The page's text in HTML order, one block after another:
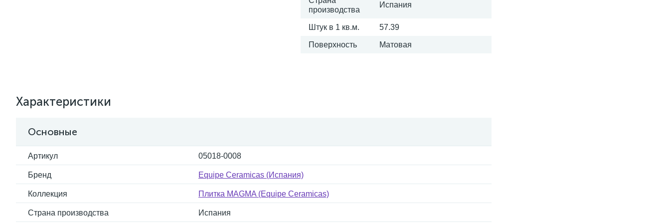
производства
Испания
Штук в 1 кв.м. 57.39
Поверхность Матовая
Характеристики
Основные
Артикул 05018-0008
Бренд Equipe Ceramicas (Испания)
Коллекция Плитка MAGMA (Equipe Ceramicas)
Страна производства Испания